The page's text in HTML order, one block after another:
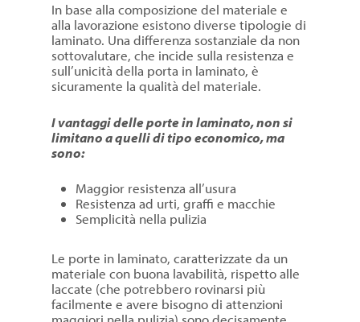
In base alla composizione del materiale e
alla lavorazione esistono diverse tipologie di
laminato. Una differenza sostanziale da non
sottovalutare, che incide sulla resistenza e
sull’unicità della porta in laminato, è
sicuramente la qualità del materiale.
I vantaggi delle porte in laminato, non si
limitano a quelli di tipo economico, ma
sono:
Maggior resistenza all’usura
Resistenza ad urti, graffi e macchie
Semplicità nella pulizia
Le porte in laminato, caratterizzate da un
materiale con buona lavabilità, rispetto alle
laccate (che potrebbero rovinarsi più
facilmente e avere bisogno di attenzioni